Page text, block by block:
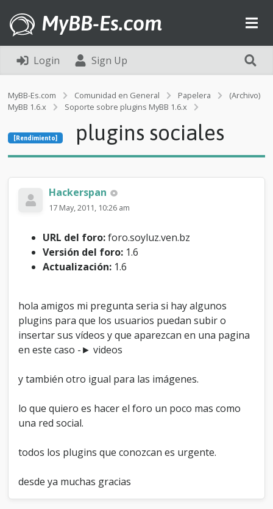
MyBB-Es.com
Login Sign Up
MyBB-Es.com Comunidad en General Papelera
(Archivo)
MyBB 1.6.x
Soporte sobre plugins MyBB 1.6.x
p
l
u
i
[Rendimiento] plugins sociales
Hackerspan
17 May, 2011, 10:26 am
URL del foro:foro.soyluz.ven.bz
Versión del foro: 1.6
Actualización: 1.6
hola amigos mi pregunta seria si hay algunos
plugins para que los usuarios puedan subir o
insertar sus vídeos y que aparezcan en una pagina
en este caso -► videos
y también otro igual para las imágenes.
lo que quiero es hacer el foro un poco mas como
una red social.
todos los plugins que conozcan es urgente.
desde ya muchas gracias